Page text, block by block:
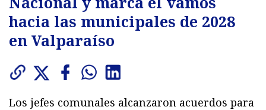
hacia las municipales de 2028
en Valparaíso
Los jefes comunales alcanzaron acuerdos para